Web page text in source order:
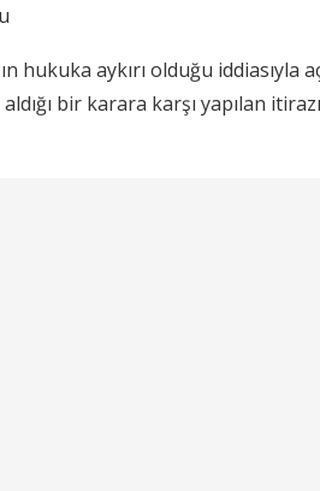
hukuka aykırı olduğu iddiasıyla
bir karara karşı yapılan